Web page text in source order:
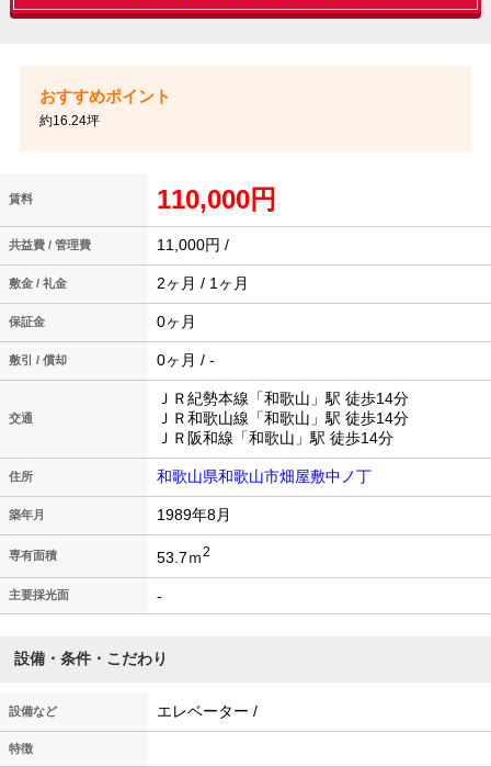
約16.24坪
賃料 110,000円
共益費 / 管理費 11,000円 /
敷金 / 礼金 2ヶ月 / 1ヶ月
保証金 0ヶ月
敷引 / 償却 0ヶ月 / -
交通
ＪＲ紀勢本線「和歌山」駅 徒歩14分
ＪＲ和歌山線「和歌山」駅 徒歩14分
ＪＲ阪和線「和歌山」駅 徒歩14分
住所 和歌山県和歌山市畑屋敷中ノ丁
築年月 1989年8月
専有面積 53.7ｍ2
主要採光面 -
設備・条件・こだわり
設備など エレベーター /
特徴